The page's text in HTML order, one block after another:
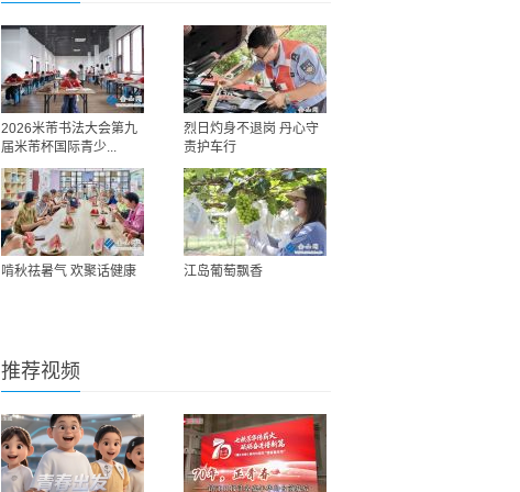
2026米芾书法大会第九
届米芾杯国际青少...
烈日灼身不退岗 丹心守
责护车行
啃秋祛暑气 欢聚话健康 江岛葡萄飘香
推荐视频